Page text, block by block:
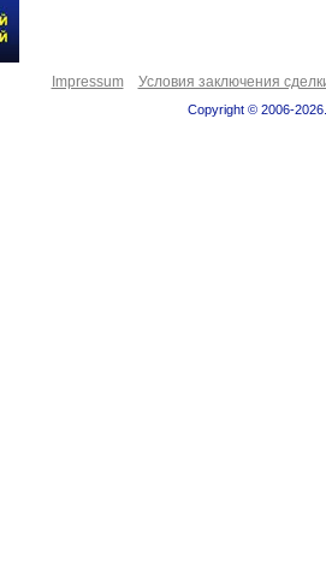
Impressum Условия заключения
Copyright © 2006-